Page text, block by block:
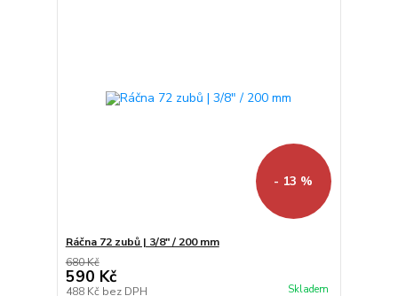
- 13 %
Ráčna 72 zubů | 3/8" / 200 mm
680 Kč
590 Kč
488 Kč bez DPH Skladem